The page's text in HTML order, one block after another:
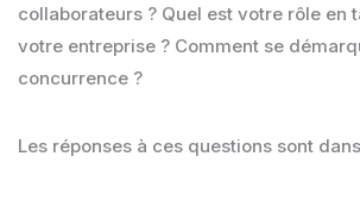
collaborateurs ? Quel est votre rôle en
votre entreprise ? Comment se
concurrence ?
Les réponses à ces questions sont